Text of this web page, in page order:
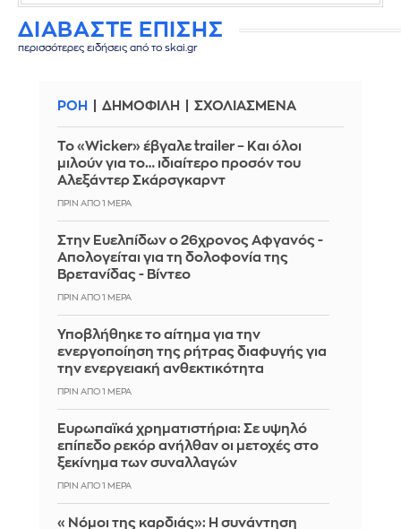
ΔΙΑΒΑΣΤΕ ΕΠΙΣΗΣ
περισσότερες ειδήσεις από το skai.gr
ΡΟΗ ΔΗΜΟΦΙΛΗ ΣΧΟΛΙΑΣΜΕΝΑ
Το «Wicker» έβγαλε trailer – Και όλοι
μιλούν για το… ιδιαίτερο προσόν του
Αλεξάντερ Σκάρσγκαρντ
ΠΡΙΝ ΑΠΌ 1 ΜΈΡΑ
Στην Ευελπίδων ο 26χρονος Αφγανός -
Απολογείται για τη δολοφονία της
Βρετανίδας - Βίντεο
ΠΡΙΝ ΑΠΌ 1 ΜΈΡΑ
Υποβλήθηκε το αίτημα για την
ενεργοποίηση της ρήτρας διαφυγής για
την ενεργειακή ανθεκτικότητα
ΠΡΙΝ ΑΠΌ 1 ΜΈΡΑ
Ευρωπαϊκά χρηματιστήρια: Σε υψηλό
επίπεδο ρεκόρ ανήλθαν οι μετοχές στο
ξεκίνημα των συναλλαγών
ΠΡΙΝ ΑΠΌ 1 ΜΈΡΑ
«Νόμοι της καρδιάς»: Η συνάντηση